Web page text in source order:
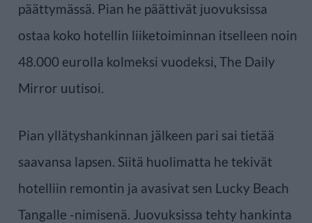
päättymässä. Pian he päättivät juovuksissa
ostaa koko hotellin liiketoiminnan itselleen noin
48.000 eurolla kolmeksi vuodeksi, The Daily
Mirror uutisoi.
Pian yllätyshankinnan jälkeen pari sai tietää
saavansa lapsen. Siitä huolimatta he tekivät
hotelliin remontin ja avasivat sen Lucky Beach
Tangalle -nimisenä. Juovuksissa tehty hankinta